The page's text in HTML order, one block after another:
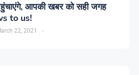
सही जगह
to us!
-
22, 2021